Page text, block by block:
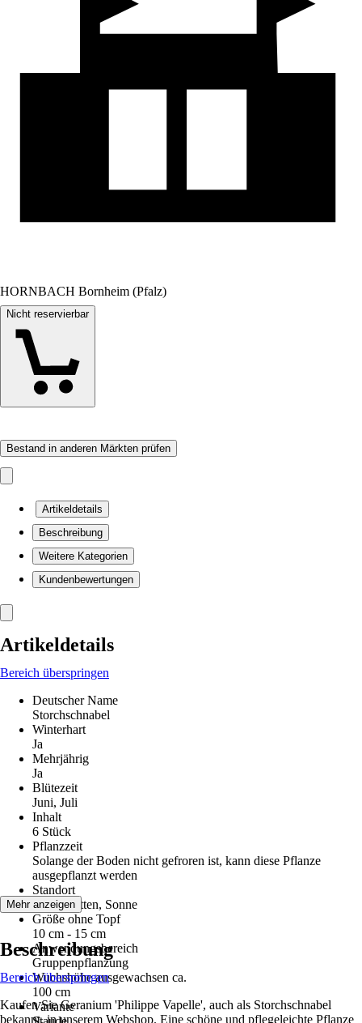
HORNBACH Bornheim (Pfalz)
Nicht reservierbar
Bestand in anderen Märkten prüfen
Artikeldetails
Beschreibung
Weitere Kategorien
Kundenbewertungen
Artikeldetails
Bereich überspringen
Deutscher Name
Storchschnabel
Winterhart
Ja
Mehrjährig
Ja
Blütezeit
Juni, Juli
Inhalt
6 Stück
Pflanzzeit
Solange der Boden nicht gefroren ist, kann diese Pflanze
ausgepflanzt werden
Standort
Halbschatten, Sonne
Größe ohne Topf
10 cm - 15 cm
Anwendungsbereich
Gruppenpflanzung
Wuchshöhe ausgewachsen ca.
100 cm
Variante
Mehr anzeigen
Beschreibung
Bereich überspringen
Kaufen Sie Geranium 'Philippe Vapelle', auch als Storchschnabel
bekannt, in unserem Webshop. Eine schöne und pflegeleichte Pflanze